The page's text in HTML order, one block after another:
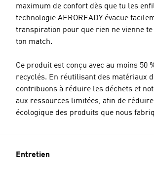
maximum de confort dès que tu les
technologie AEROREADY évacue
transpiration pour que rien ne vienne
ton match.
Ce produit est conçu avec au moins 50
recyclés. En réutilisant des matériaux
contribuons à réduire les déchets et
aux ressources limitées, afin de
écologique des produits que nous
Entretien